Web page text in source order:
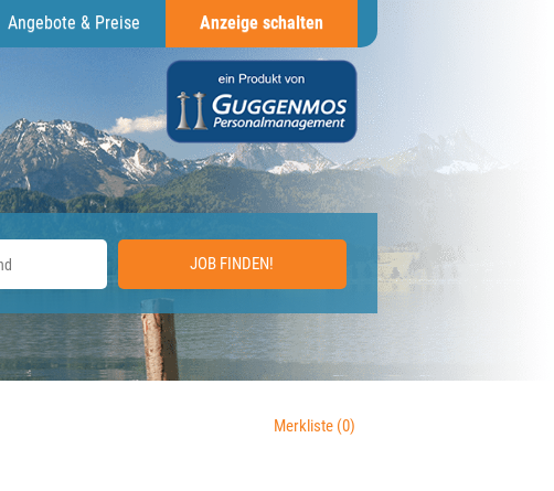
Angebote & Preise Anzeige schalten
JOB FINDEN!
Merkliste (0)